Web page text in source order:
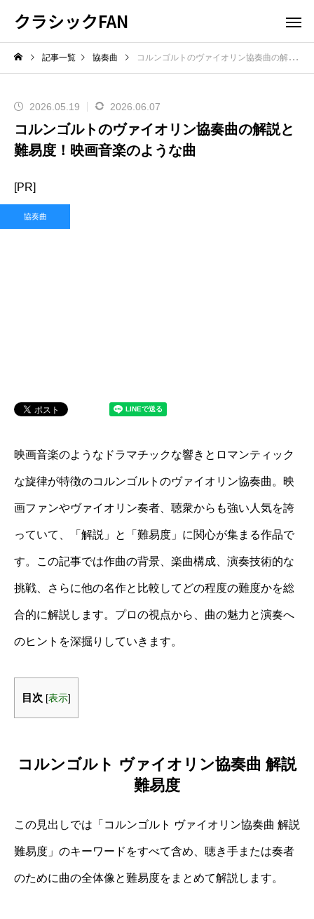
クラシックFAN
記事一覧 協奏曲 コルンゴルトのヴァイオリン協奏曲の解説と難易度！映画音楽のような曲
2026.05.19 2026.06.07
コルンゴルトのヴァイオリン協奏曲の解説と
難易度！映画音楽のような曲
[PR]
協奏曲
映画音楽のようなドラマチックな響きとロマンティック
な旋律が特徴のコルンゴルトのヴァイオリン協奏曲。映
画ファンやヴァイオリン奏者、聴衆からも強い人気を誇
っていて、「解説」と「難易度」に関心が集まる作品で
す。この記事では作曲の背景、楽曲構成、演奏技術的な
挑戦、さらに他の名作と比較してどの程度の難度かを総
合的に解説します。プロの視点から、曲の魅力と演奏へ
のヒントを深掘りしていきます。
目次 [表示]
コルンゴルト ヴァイオリン協奏曲 解説
難易度
この見出しでは「コルンゴルト ヴァイオリン協奏曲 解説
難易度」のキーワードをすべて含め、聴き手または奏者
のために曲の全体像と難易度をまとめて解説します。